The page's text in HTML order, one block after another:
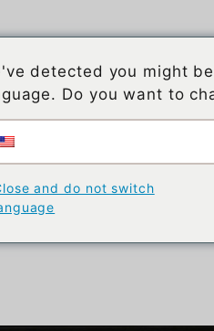
Acerca de
y un
detected you might
Do you want to
and do not switch